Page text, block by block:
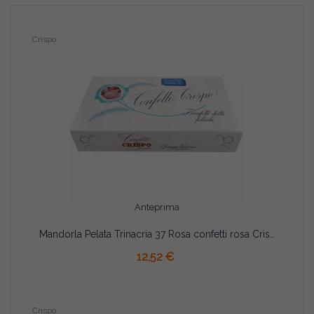
Anteprima
Crispo
12,52 €
Crispo